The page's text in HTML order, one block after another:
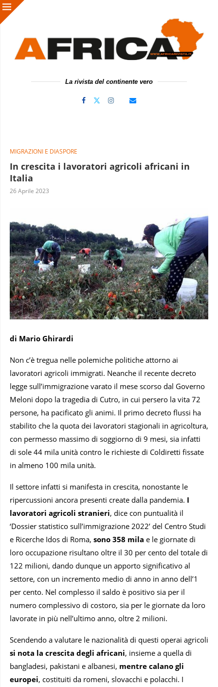
La rivista del continente vero
MIGRAZIONI E DIASPORE
In crescita i lavoratori agricoli africani in
Italia
26 Aprile 2023
di Mario Ghirardi
Non c’è tregua nelle polemiche politiche attorno ai
lavoratori agricoli immigrati. Neanche il recente decreto
legge sull’immigrazione varato il mese scorso dal Governo
Meloni dopo la tragedia di Cutro, in cui persero la vita 72
persone, ha pacificato gli animi. Il primo decreto flussi ha
stabilito che la quota dei lavoratori stagionali in agricoltura,
con permesso massimo di soggiorno di 9 mesi, sia infatti
di sole 44 mila unità contro le richieste di Coldiretti fissate
in almeno 100 mila unità.
Il settore infatti si manifesta in crescita, nonostante le
ripercussioni ancora presenti create dalla pandemia. I
lavoratori agricoli stranieri, dice con puntualità il
‘Dossier statistico sull’immigrazione 2022’ del Centro Studi
e Ricerche Idos di Roma, sono 358 mila e le giornate di
loro occupazione risultano oltre il 30 per cento del totale di
122 milioni, dando dunque un apporto significativo al
settore, con un incremento medio di anno in anno dell’1
per cento. Nel complesso il saldo è positivo sia per il
numero complessivo di costoro, sia per le giornate da loro
lavorate in più nell’ultimo anno, oltre 2 milioni.
Scendendo a valutare le nazionalità di questi operai agricoli
si nota la crescita degli africani, insieme a quella di
bangladesi, pakistani e albanesi, mentre calano gli
europei, costituiti da romeni, slovacchi e polacchi. I